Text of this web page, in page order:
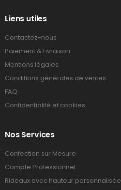
Liens utiles
Contactez-nous
Paiement & Livraison
Mentions légales
Conditions générales de ventes
FAQ
Confidentialité et cookies
Nos Services
Confection sur Mesure
Compte Professionnel
Rideaux avec hauteur personnalisée